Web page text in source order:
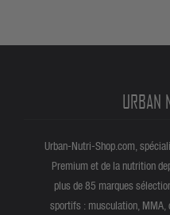
URBAN
Urban-Nutri-Shop.com,
Premium et de la nutrition
plus de 85 marques
sportifs : musculation, MMA,